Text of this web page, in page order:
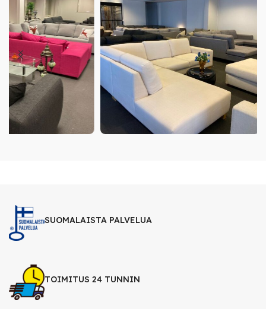
SUOMALAISTA PALVELUA
TOIMITUS 24 TUNNIN